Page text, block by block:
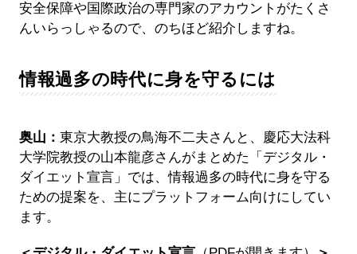
安全保障や国際政治の専門家のアカウントがたくさ
んいらっしゃるので、のちほど紹介しますね。
情報過多の時代に身を守るには
奥山： 東京大教授の鳥海不二夫さんと、慶応大法科
大学院教授の山本龍彦さんがまとめた「デジタル・
ダイエット宣言」では、情報過多の時代に身を守る
ための提案を、主にプラットフォーム向けにしてい
ます。